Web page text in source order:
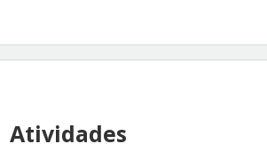
Atividades